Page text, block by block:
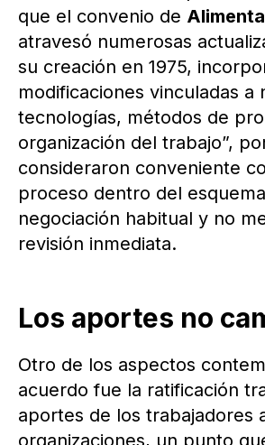
que el convenio de
atravesó numerosas
su creación en 1975,
modificaciones vinculadas a
tecnologías, métodos de
organización del trabajo”,
consideraron conveniente
proceso dentro del
negociación habitual y no
revisión inmediata.
Los aportes no
Otro de los aspectos
acuerdo fue la ratificación
aportes de los trabajadores
organizaciones, un punto